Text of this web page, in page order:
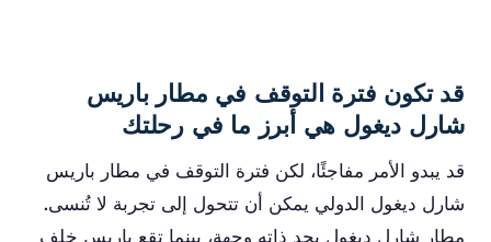
قد تكون فترة التوقف في مطار باريس
شارل ديغول هي أبرز ما في رحلتك
قد يبدو الأمر مفاجئًا، لكن فترة التوقف في مطار باريس
شارل ديغول الدولي يمكن أن تتحول إلى تجربة لا تُنسى.
مطار شارل ديغول بحد ذاته وجهة، بينما تقع باريس خلف